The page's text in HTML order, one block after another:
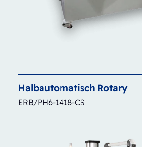
Halbautomatisch Rotary
ERB/PH6-1418-CS